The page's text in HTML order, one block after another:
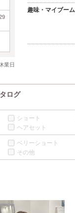
休
業日
趣味・マイブーム
ログ
ショート
ヘアセット
ベリーショート
その他